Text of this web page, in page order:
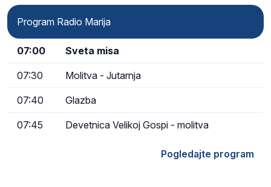
Program Radio Marija
07:00 Sveta misa
07:30 Molitva - Jutarnja
07:40 Glazba
07:45 Devetnica Velikoj Gospi - molitva
Pogledajte program